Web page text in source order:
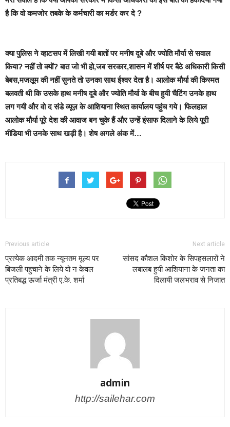
है कि वो कमजोर तबके के कर्मचारी का मर्डर कर दे ?
क्या पुलिस ने व्हाटसप में लिखी गयी बातों पर मनीष दूबे और ज्योति मौर्या से सवाल
किया? नहीं तो क्यों? बात जो भी हो,जब सरकार,शासन में शीर्ष पर बैठे अधिकारी किसी
बेबस,मजलूम की नहीं सुनते तो उनका साथ ईश्वर देता है। आलोक मौर्या की किस्मत
बलवती थी कि उसके हाथ मनीष दूबे और ज्योति मौर्या के बीच हुयी चैटिंग उनके हाथ
लग गयी और वो द संडे व्यूज़ के आशियाना स्थित कार्यालय पहुंच गये। फिलहाल
आलोक मौर्या पूरे देश की आवाज बन चुके हैं और उन्हें इंसाफ दिलाने के लिये पूरी
मीडिया भी उनके साथ खड़ी है। शेष अगले अंक में…
Previous article
प्रत्येक आदमी तक न्यूनतम मूल्य पर
बिजली पहुचाने के लिये वो न केवल
प्रतिबद्ध ऊर्जा मंत्री ए.के. शर्मा
Next article
सांसद कौशल किशोर के सिपहसलारों ने
लबालब हुयी आशियाना के जनता का
दिलायी जलभराव से निजात
admin
http://sailehar.com